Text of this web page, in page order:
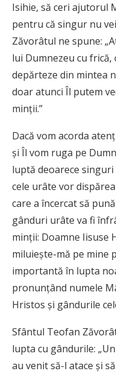
Isihie, să ceri ajutorul
pentru că singur nu
Zăvorâtul ne spune:
lui Dumnezeu cu
depărteze din mintea
doar atunci Îl putem
minţii.”
Dacă vom acorda
şi Îl vom ruga pe
luptă deoarece
cele urâte vor
care a încercat să
gânduri urâte va fi
minţii: Doamne Iisuse
miluieşte-mă pe mine
importantă în lupta
pronunţând numele
Hristos şi gândurile
Sfântul Teofan
lupta cu gândurile:
au venit să-l atace şi